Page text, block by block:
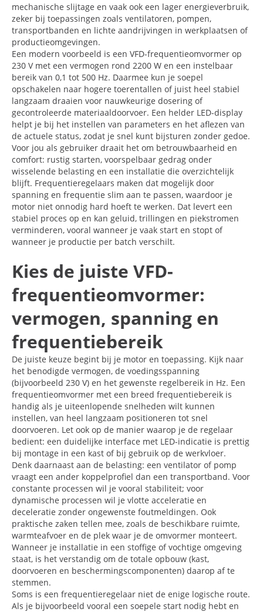
mechanische slijtage en vaak ook een lager energieverbruik,
zeker bij toepassingen zoals ventilatoren, pompen,
transportbanden en lichte aandrijvingen in werkplaatsen of
productieomgevingen.
Een modern voorbeeld is een VFD-frequentieomvormer op
230 V met een vermogen rond 2200 W en een instelbaar
bereik van 0,1 tot 500 Hz. Daarmee kun je soepel
opschakelen naar hogere toerentallen of juist heel stabiel
langzaam draaien voor nauwkeurige dosering of
gecontroleerde materiaaldoorvoer. Een helder LED-display
helpt je bij het instellen van parameters en het aflezen van
de actuele status, zodat je snel kunt bijsturen zonder gedoe.
Voor jou als gebruiker draait het om betrouwbaarheid en
comfort: rustig starten, voorspelbaar gedrag onder
wisselende belasting en een installatie die overzichtelijk
blijft. Frequentieregelaars maken dat mogelijk door
spanning en frequentie slim aan te passen, waardoor je
motor niet onnodig hard hoeft te werken. Dat levert een
stabiel proces op en kan geluid, trillingen en piekstromen
verminderen, vooral wanneer je vaak start en stopt of
wanneer je productie per batch verschilt.
Kies de juiste VFD-
frequentieomvormer:
vermogen, spanning en
frequentiebereik
De juiste keuze begint bij je motor en toepassing. Kijk naar
het benodigde vermogen, de voedingsspanning
(bijvoorbeeld 230 V) en het gewenste regelbereik in Hz. Een
frequentieomvormer met een breed frequentiebereik is
handig als je uiteenlopende snelheden wilt kunnen
instellen, van heel langzaam positioneren tot snel
doorvoeren. Let ook op de manier waarop je de regelaar
bedient: een duidelijke interface met LED-indicatie is prettig
bij montage in een kast of bij gebruik op de werkvloer.
Denk daarnaast aan de belasting: een ventilator of pomp
vraagt een ander koppelprofiel dan een transportband. Voor
constante processen wil je vooral stabiliteit; voor
dynamische processen wil je vlotte acceleratie en
deceleratie zonder ongewenste foutmeldingen. Ook
praktische zaken tellen mee, zoals de beschikbare ruimte,
warmteafvoer en de plek waar je de omvormer monteert.
Wanneer je installatie in een stoffige of vochtige omgeving
staat, is het verstandig om de totale opbouw (kast,
doorvoeren en beschermingscomponenten) daarop af te
stemmen.
Soms is een frequentieregelaar niet de enige logische route.
Als je bijvoorbeeld vooral een soepele start nodig hebt en